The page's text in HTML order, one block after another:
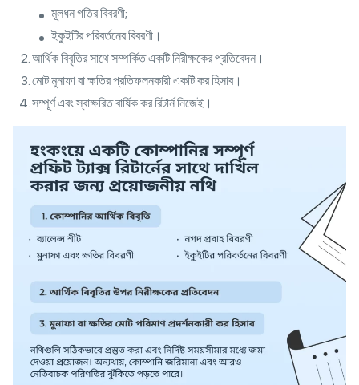
মূলধন গতির বিবরণী;
ইকুইটির পরিবর্তনের বিবরণী।
আর্থিক বিবৃতির সাথে সম্পর্কিত একটি নিরীক্ষকের প্রতিবেদন।
মোট মুনাফা বা ক্ষতির প্রতিফলনকারী একটি কর হিসাব।
সম্পূর্ণ এবং স্বাক্ষরিত বার্ষিক কর রিটার্ন নিজেই।